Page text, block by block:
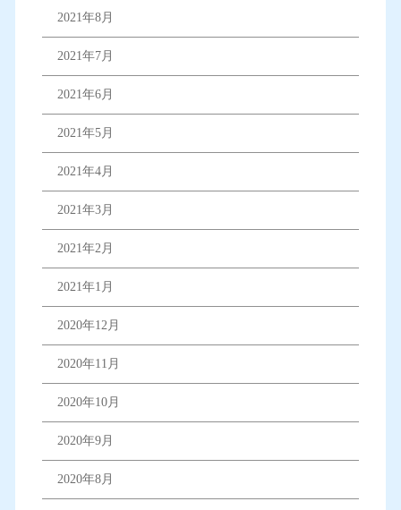
2021年8月
2021年7月
2021年6月
2021年5月
2021年4月
2021年3月
2021年2月
2021年1月
2020年12月
2020年11月
2020年10月
2020年9月
2020年8月